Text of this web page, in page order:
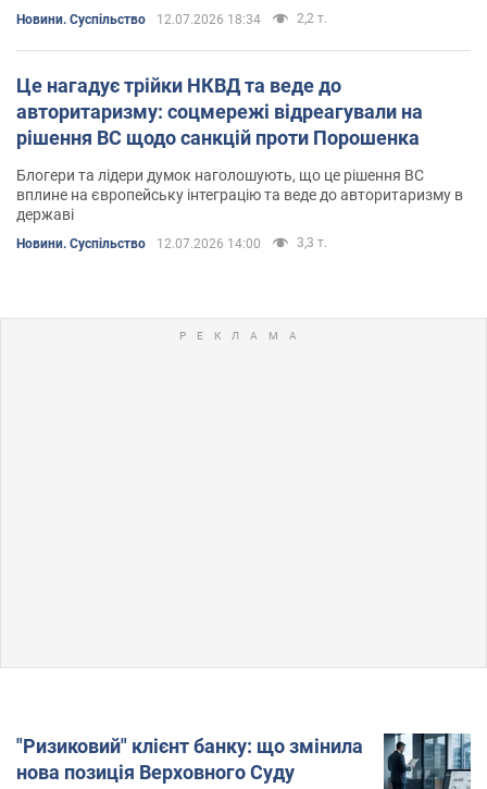
Новини. Суспільство 12.07.2026 18:34 2,2 т.
Це нагадує трійки НКВД та веде до
авторитаризму: соцмережі відреагували на
рішення ВС щодо санкцій проти Порошенка
Блогери та лідери думок наголошують, що це рішення ВС
вплине на європейську інтеграцію та веде до авторитаризму в
державі
Новини. Суспільство 12.07.2026 14:00 3,3 т.
"Ризиковий" клієнт банку: що змінила
нова позиція Верховного Суду